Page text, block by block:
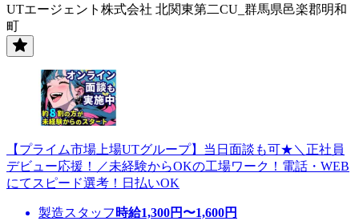
UTエージェント株式会社 北関東第二CU_群馬県邑楽郡明和
町
【プライム市場上場UTグループ】当日面談も可★＼正社員
デビュー応援！／未経験からOKの工場ワーク！電話・WEB
にてスピード選考！日払いOK
製造スタッフ 時給1,300円〜1,600円